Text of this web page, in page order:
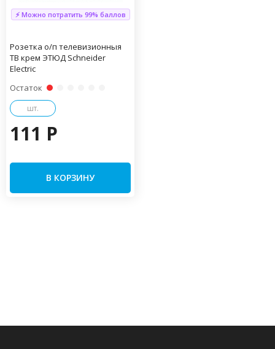
⚡ Можно потратить 99% баллов
Розетка о/п телевизионныя
TВ крем ЭТЮД Schneider
Electric
Остаток
шт.
111 P
В КОРЗИНУ